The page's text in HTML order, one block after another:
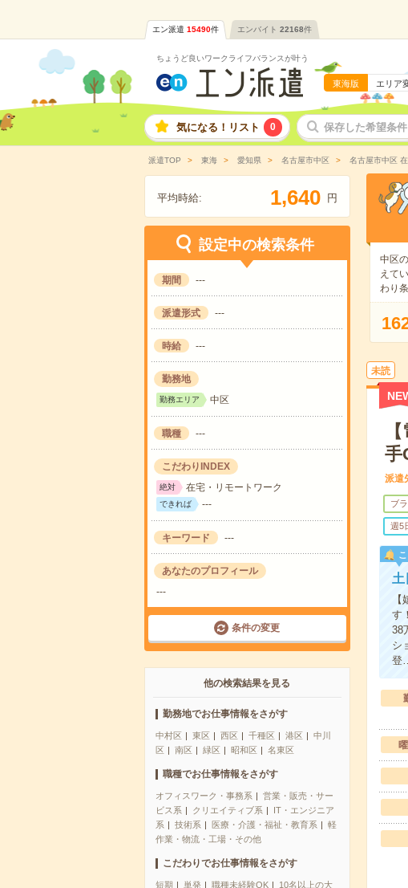
エン派遣 15490件 エンバイト 22168件
ちょうど良いワークライフバランスが叶う
東海版 エリア
気になる！リスト 0 保存した希望条件
派遣TOP 東海 愛知県 名古屋市中区 名古屋市中区
平均時給: 1,640 円
設定中の検索条件
期間 ---
派遣形式 ---
時給 ---
勤務地
勤務エリア 中区
職種 ---
こだわりINDEX
絶対 在宅・リモートワーク
できれば ---
キーワード ---
あなたのプロフィール
---
条件の変更
他の検索結果を見る
勤務地でお仕事情報をさがす
中村区 東区 西区 千種区 港区
中川
区
南区 緑区 昭和区 名東区
職種でお仕事情報をさがす
オフィスワーク・事務系
営業・販売・サー
ビス系
クリエイティブ系
IT・エンジニア
系
技術系 医療・介護・福祉・教育系
軽
作業・物流・工場・その他
こだわりでお仕事情報をさがす
短期 単発 職種未経験OK
10名以上の大
中区
えて
わり
未読
手
派遣
ブ
週5
土
す
38
シ
登